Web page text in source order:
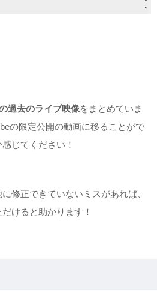
過去のライブ映像をまとめていま
の限定公開の動画に移ることがで
じてください！
修正できていないミスがあれば、
けると助かります！